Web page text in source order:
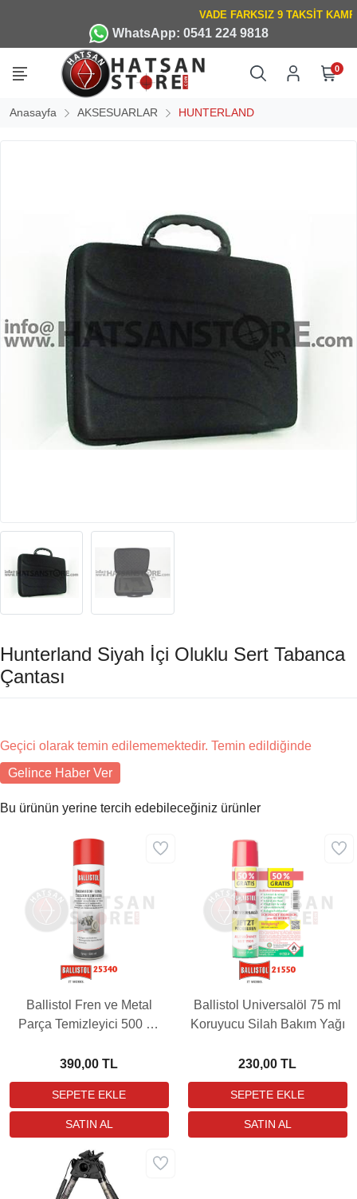
WhatsApp: 0541 224 9818
0
Anasayfa AKSESUARLAR HUNTERLAND
Hunterland Siyah İçi Oluklu Sert Tabanca
Çantası
Geçici olarak temin edilememektedir. Temin edildiğinde
Gelince Haber Ver
Bu ürünün yerine tercih edebileceğiniz ürünler
Ballistol Fren ve Metal
Parça Temizleyici 500 ml
390,00 TL
Ballistol Universalöl 75 ml
Koruyucu Silah Bakım Yağı
230,00 TL